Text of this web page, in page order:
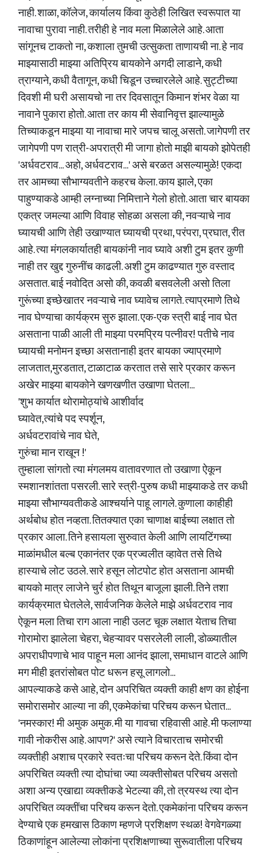
नाही. शाळा, कॉलेज, कार्यालय किंवा कुठेही लिखित स्वरूपात या
नावाचा पुरावा नाही. तरीही हे नाव मला मिळालेले आहे. आता
सांगूनच टाकतो ना, कशाला तुमची उत्सुकता ताणायची ना. हे नाव
माझ्यासाठी माझ्या अतिप्रिय बायकोने अगदी लाडाने, कधी
त्राग्याने, कधी वैतागून, कधी चिडून उच्चारलेले आहे. सुट्टीच्या
दिवशी मी घरी असायचो ना तर दिवसातून किमान शंभर वेळा या
नावाने पुकारा होतो. आता तर काय मी सेवानिवृत्त झाल्यामुळे
तिच्याकडून माझ्या या नावाचा मारे जपच चालू असतो. जागेपणी तर
जागेपणी पण रात्री-अपरात्री मी जागा होतो माझी बायको झोपेतही
'अर्धवटराव... अहो, अर्धवटराव...' असे बरळत असल्यामुळे! एकदा
तर आमच्या सौभाग्यवतीने कहरच केला. काय झाले, एका
पाहुण्याकडे आम्ही लग्नाच्या निमित्ताने गेलो होतो. आता चार बायका
एकत्र जमल्या आणि विवाह सोहळा असला की, नवऱ्याचे नाव
घ्यायची आणि तेही उखाण्यात घ्यायची प्रथा, परंपरा, प्रघात, रीत
आहे. त्या मंगलकार्यातही बायकांनी नाव घ्यावे अशी टुम इतर कुणी
नाही तर खुद्द गुरुनींच काढली. अशी टुम काढण्यात गुरु वस्ताद
असतात. बाई नवोदित असो की, कवळी बसवलेली असो तिला
गुरूंच्या इच्छेखातर नवऱ्याचे नाव घ्यावेच लागते. त्याप्रमाणे तिथे
नाव घेण्याचा कार्यक्रम सुरु झाला. एक-एक स्त्री बाई नाव घेत
असताना पाळी आली ती माझ्या परमप्रिय पत्नीवर! पतीचे नाव
घ्यायची मनोमन इच्छा असतानाही इतर बायका ज्याप्रमाणे
लाजतात,मुरडतात, टाळाटाळ करतात तसे सारे प्रकार करून
अखेर माझ्या बायकोने खणखणीत उखाणा घेतला...
'शुभ कार्यात थोरामोठ्यांचे आशीर्वाद
घ्यावेत,त्यांचे पद स्पर्शून,
अर्धवटरावांचे नाव घेते,
गुरुंचा मान राखून !'
तुम्हाला सांगतो त्या मंगलमय वातावरणात तो उखाणा ऐकून
स्मशानशांतता पसरली. सारे स्त्री-पुरुष कधी माझ्याकडे तर कधी
माझ्या सौभाग्यवतीकडे आश्चर्याने पाहू लागले. कुणाला काहीही
अर्थबोध होत नव्हता. तितक्यात एका चाणाक्ष बाईच्या लक्षात तो
प्रकार आला. तिने हसायला सुरुवात केली आणि लायटिंगच्या
माळांमधील बल्ब एकानंतर एक प्रज्वलीत व्हावेत तसे तिथे
हास्याचे लोट उठले. सारे हसून लोटपोट होत असताना आमची
बायको मात्र लाजेने चुर्र होत तिथून बाजूला झाली. तिने तशा
कार्यक्रमात घेतलेले, सार्वजनिक केलेले माझे अर्धवटराव नाव
ऐकून मला तिचा राग आला नाही उलट चूक लक्षात येताच तिचा
गोरामोरा झालेला चेहरा, चेहऱ्यावर पसरलेली लाली, डोळ्यातील
अपराधीपणाचे भाव पाहून मला आनंद झाला, समाधान वाटले आणि
मग मीही इतरांसोबत पोट धरून हसू लागलो...
आपल्याकडे कसे आहे, दोन अपरिचित व्यक्ती काही क्षण का होईना
समोरासमोर आल्या ना की, एकमेकांचा परिचय करून घेतात...
'नमस्कार! मी अमुक अमुक. मी या गावचा रहिवासी आहे. मी फलाण्या
गावी नोकरीस आहे. आपण?' असे त्याने विचारताच समोरची
व्यक्तीही अशाच प्रकारे स्वतःचा परिचय करून देते. किंवा दोन
अपरिचित व्यक्ती त्या दोघांचा ज्या व्यक्तीसोबत परिचय असतो
अशा अन्य एखाद्या व्यक्तीकडे भेटल्या की, तो त्रयस्थ त्या दोन
अपरिचित व्यक्तींचा परिचय करून देतो. एकमेकांना परिचय करून
देण्याचे एक हमखास ठिकाण म्हणजे प्रशिक्षण स्थळ! वेगवेगळ्या
ठिकाणांहून आलेल्या लोकांना प्रशिक्षणाच्या सुरूवातीला परिचय